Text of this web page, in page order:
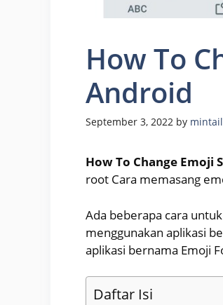
How To
Android
September 3, 2022 by
How To Change Emoji
root Cara memasang
Ada beberapa cara
menggunakan aplikasi
aplikasi bernama Emoji
Daftar Isi